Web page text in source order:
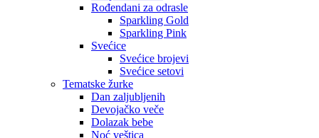
Rođendani za odrasle
Sparkling Gold
Sparkling Pink
Svećice
Svećice brojevi
Svećice setovi
Tematske žurke
Dan zaljubljenih
Devojačko veče
Dolazak bebe
Noć veštica